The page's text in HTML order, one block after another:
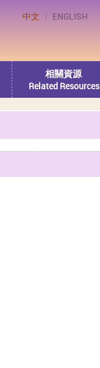
中文 ENGLISH
相關資源
Related Resources